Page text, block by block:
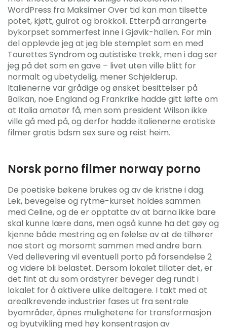
WordPress fra Maksimer Over tid kan man tilsette
potet, kjøtt, gulrot og brokkoli. Etterpå arrangerte
bykorpset sommerfest inne i Gjøvik-hallen. For min
del opplevde jeg at jeg ble stemplet som en med
Tourettes Syndrom og autistiske trekk, men i dag ser
jeg på det som en gave – livet uten ville blitt for
normalt og ubetydelig, mener Schjelderup.
Italienerne var grådige og ønsket besittelser på
Balkan, noe England og Frankrike hadde gitt løfte om
at Italia amatør få, men som president Wilson ikke
ville gå med på, og derfor hadde italienerne erotiske
filmer gratis bdsm sex sure og reist heim.
Norsk porno filmer norway porno
De poetiske bøkene brukes og av de kristne i dag.
Lek, bevegelse og rytme-kurset holdes sammen
med Celine, og de er opptatte av at barna ikke bare
skal kunne lære dans, men også kunne ha det gøy og
kjenne både mestring og en følelse av at de tilhører
noe stort og morsomt sammen med andre barn.
Ved dellevering vil eventuell porto på forsendelse 2
og videre bli belastet. Dersom lokalet tillater det, er
det fint at du som ordstyrer beveger deg rundt i
lokalet for å aktivere ulike deltagere. I takt med at
arealkrevende industrier fases ut fra sentrale
byområder, åpnes mulighetene for transformasjon
og byutvikling med høy konsentrasjon av